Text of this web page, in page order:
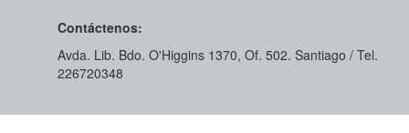
Contáctenos:
Avda. Lib. Bdo. O'Higgins 1370, Of. 502. Santiago / Tel.
226720348